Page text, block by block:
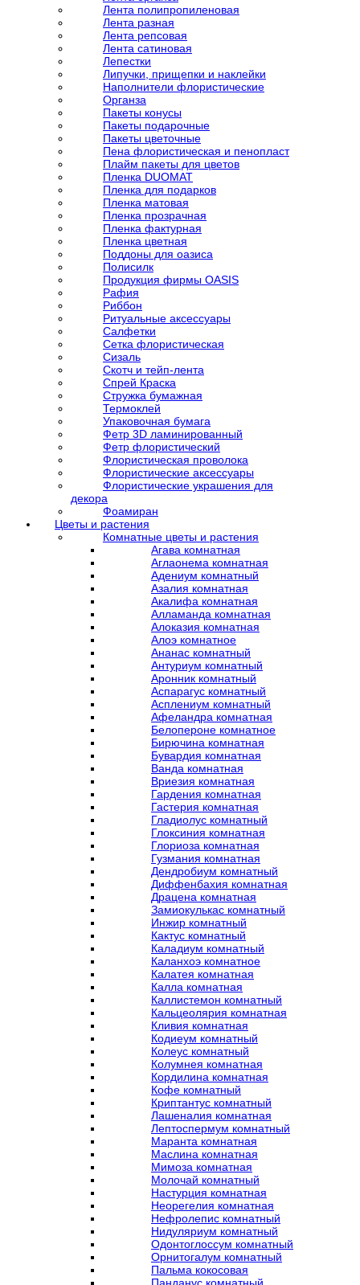
Лента полипропиленовая
Лента разная
Лента репсовая
Лента сатиновая
Лепестки
Липучки, прищепки и наклейки
Наполнители флористические
Органза
Пакеты конусы
Пакеты подарочные
Пакеты цветочные
Пена флористическая и пенопласт
Плайм пакеты для цветов
Пленка DUOMAT
Пленка для подарков
Пленка матовая
Пленка прозрачная
Пленка фактурная
Пленка цветная
Поддоны для оазиса
Полисилк
Продукция фирмы OASIS
Рафия
Риббон
Ритуальные аксессуары
Салфетки
Сетка флористическая
Сизаль
Скотч и тейп-лента
Спрей Краска
Стружка бумажная
Термоклей
Упаковочная бумага
Фетр 3D ламинированный
Фетр флористический
Флористическая проволока
Флористические аксессуары
Флористические украшения для
декора
Фоамиран
Цветы и растения
Комнатные цветы и растения
Агава комнатная
Аглаонема комнатная
Адениум комнатный
Азалия комнатная
Акалифа комнатная
Алламанда комнатная
Алоказия комнатная
Алоэ комнатное
Ананас комнатный
Антуриум комнатный
Аронник комнатный
Аспарагус комнатный
Асплениум комнатный
Афеландра комнатная
Белопероне комнатное
Бирючина комнатная
Бувардия комнатная
Ванда комнатная
Вриезия комнатная
Гардения комнатная
Гастерия комнатная
Гладиолус комнатный
Глоксиния комнатная
Глориоза комнатная
Гузмания комнатная
Дендробиум комнатный
Диффенбахия комнатная
Драцена комнатная
Замиокулькас комнатный
Инжир комнатный
Кактус комнатный
Каладиум комнатный
Каланхоэ комнатное
Калатея комнатная
Калла комнатная
Каллистемон комнатный
Кальцеолярия комнатная
Кливия комнатная
Кодиеум комнатный
Колеус комнатный
Колумнея комнатная
Кордилина комнатная
Кофе комнатный
Криптантус комнатный
Лашеналия комнатная
Лептоспермум комнатный
Маранта комнатная
Маслина комнатная
Мимоза комнатная
Молочай комнатный
Настурция комнатная
Неорегелия комнатная
Нефролепис комнатный
Нидуляриум комнатный
Одонтоглоссум комнатный
Орнитогалум комнатный
Пальма кокосовая